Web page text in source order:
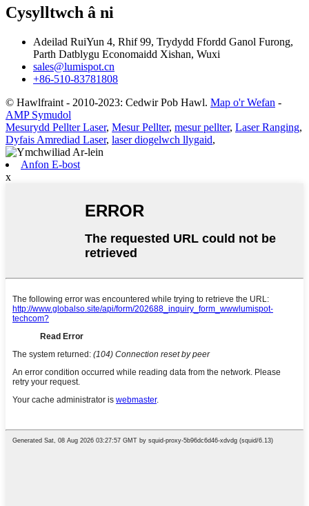
Cysylltwch â ni
Adeilad RuiYun 4, Rhif 99, Trydydd Ffordd Ganol Furong,
Parth Datblygu Economaidd Xishan, Wuxi
sales@lumispot.cn
+86-510-83781808
© Hawlfraint - 2010-2023: Cedwir Pob Hawl. Map o'r Wefan -
AMP Symudol
Mesurydd Pellter Laser, Mesur Pellter, mesur pellter, Laser Ranging,
Dyfais Amrediad Laser, laser diogelwch llygaid,
Anfon E-bost
x